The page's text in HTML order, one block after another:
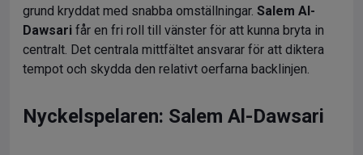
grund kryddat med snabba omställningar. Salem Al-
Dawsari får en fri roll till vänster för att kunna bryta in
centralt. Det centrala mittfältet ansvarar för att diktera
tempot och skydda den relativt oerfarna backlinjen.
Nyckelspelaren: Salem Al-Dawsari